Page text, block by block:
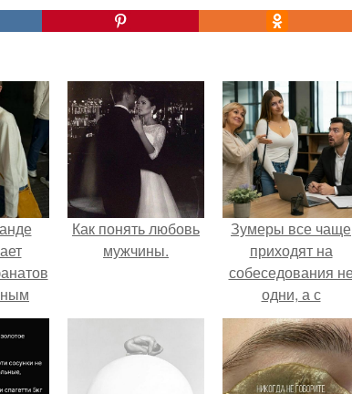
Как понять любовь
мужчины.
Зумеры все чаще
приходят на
собеседования
одни, а с
родителями,
жалуются эйчары.